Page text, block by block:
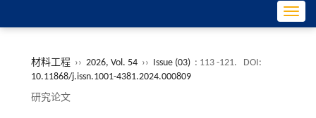
材料工程 ›› 2026, Vol. 54 ›› Issue (03) : 113 -121.
DOI:
10.11868/j.issn.1001-4381.2024.000809
研究论文